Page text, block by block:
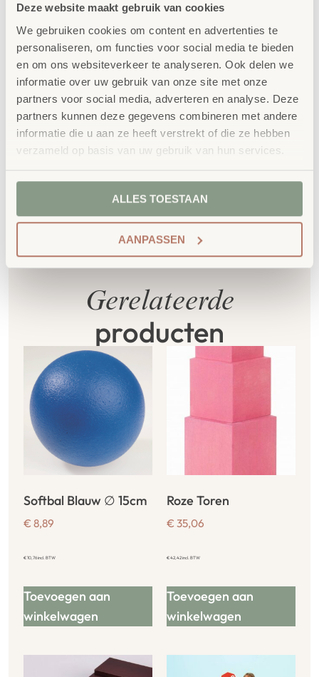
Deze website maakt gebruik van cookies
We gebruiken cookies om content en advertenties te
personaliseren, om functies voor social media te bieden
en om ons websiteverkeer te analyseren. Ook delen we
informatie over uw gebruik van onze site met onze
partners voor social media, adverteren en analyse. Deze
partners kunnen deze gegevens combineren met andere
informatie die u aan ze heeft verstrekt of die ze hebben
verzameld op basis van uw gebruik van hun services.
ALLES TOESTAAN
AANPASSEN
voldoet aan GS- en TÜV-keuringen
Duurzaamheid: wij werken met circulaire
producten, waaronder onzeOneWood-lijnvan
100% FSC-gecertificeerd Scandinavisch hout.
Daarnaast zelfs voorzien van het
milieukeurmerkEU-Ecolabel.
Extra informatie
Gerelateerde
producten
Softbal Blauw ∅ 15cm
€ 8,89
€10,76incl. BTW
Toevoegen aan
winkelwagen
Roze Toren
€ 35,06
€42,42incl. BTW
Toevoegen aan
winkelwagen